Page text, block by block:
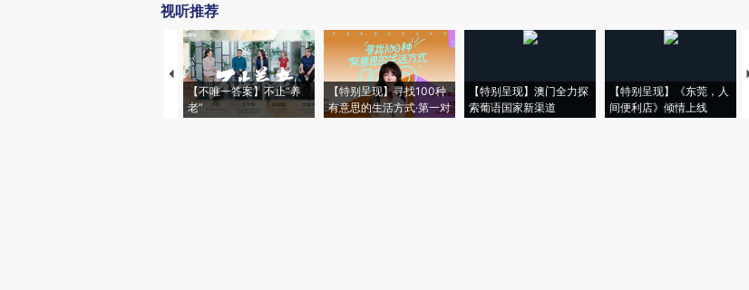
视听推荐
【不唯一答案】不止“养
老”
【特别呈现】寻找100种
有意思的生活方式·第一对
【特别呈现】澳门全力探
索葡语国家新渠道
【特别呈现】《东莞，人
间便利店》倾情上线